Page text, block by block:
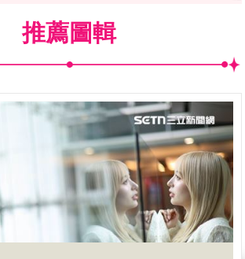
推薦圖輯